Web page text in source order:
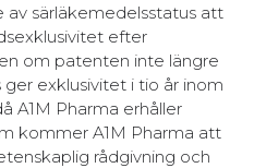
av särläkemedelsstatus att
efter
om patenten inte längre
exklusivitet i tio år inom
A1M Pharma erhåller
kommer A1M Pharma att
rådgivning och